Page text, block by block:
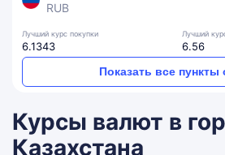
RUB
Лучший курс покупки
6.1343
Лучший
6.56
Показать все пункты
Курсы валют в
Казахстана